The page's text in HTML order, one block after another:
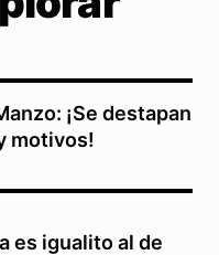
¡Se destapan
motivos!
es igualito al de